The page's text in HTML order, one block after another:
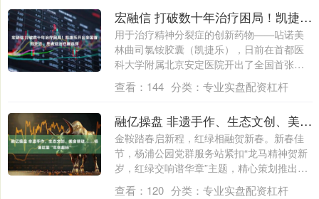
宏融信 打破数十年治疗困局！凯捷乐开出全国首批处方，患者迎治疗新选择
用于治疗精神分裂症的创新药物——呫诺美
林曲司氯铵胶囊（凯捷乐），日前在首都医
科大学附属北京安定医院开出了全国首张处
方，正....
查看： 144 分类： 专业实盘配资杠杆
融亿操盘 非遗手作、生态文创、美食猜谜……杨浦这里“年味超标”
金鞍踏春启新程，红绿相融贺新春。新春佳
节，杨浦公园党群服务站紧扣“龙马精神贺新
岁，红绿交响谱华章”主题，精心策划推出一
系....
查看： 120 分类： 专业实盘配资杠杆